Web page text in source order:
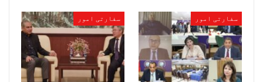
سفارتی امور سفارتی امور